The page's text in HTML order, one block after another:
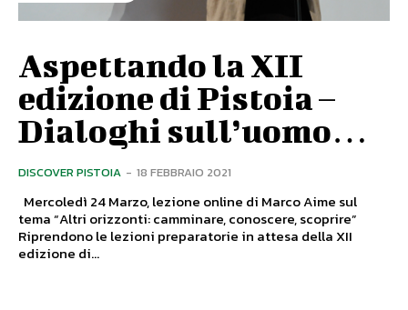
Aspettando la XII
edizione di Pistoia –
Dialoghi sull’uomo…
DISCOVER PISTOIA - 18 FEBBRAIO 2021
tema “Altri orizzonti: camminare, conoscere, scoprire”
Riprendono le lezioni preparatorie in attesa della XII
edizione di...